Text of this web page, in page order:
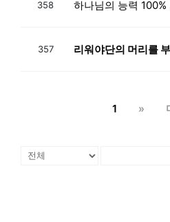
358 하나님의 능력 100%
357 리워야단의 머리를
1 »